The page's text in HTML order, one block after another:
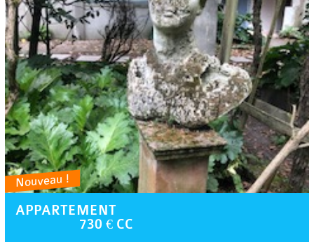
Nouveau !
APPARTEMENT
730 € CC